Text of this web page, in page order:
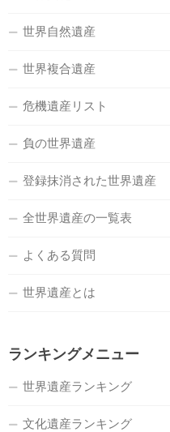
世界自然遺産
世界複合遺産
危機遺産リスト
負の世界遺産
登録抹消された世界遺産
全世界遺産の一覧表
よくある質問
世界遺産とは
ランキングメニュー
世界遺産ランキング
文化遺産ランキング